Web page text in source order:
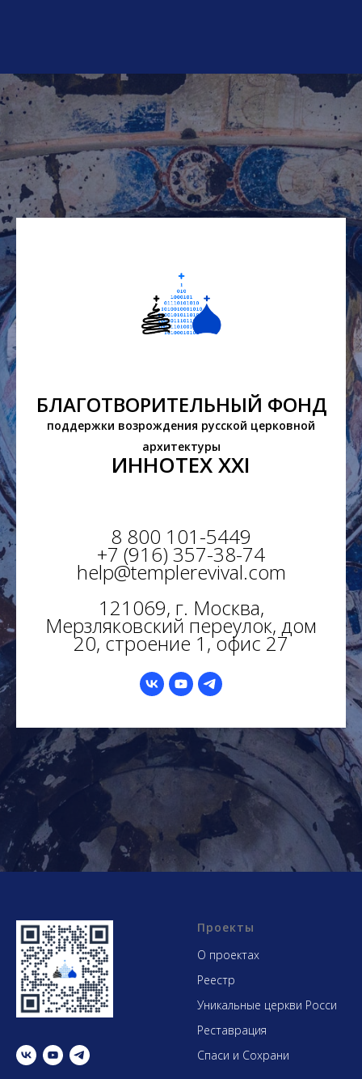
БЛАГОТВОРИТЕЛЬНЫЙ ФОНД
поддержки возрождения русской церковной
архитектуры
ИННОТЕХ XXI
8 800 101-5449
+7 (916) 357-38-74
help@templerevival.com
121069, г. Москва,
Мерзляковский переулок, дом
20, строение 1, офис 27
Проекты
О проектах
Реестр
Уникальные церкви Росси
Реставрация
Спаси и Сохрани